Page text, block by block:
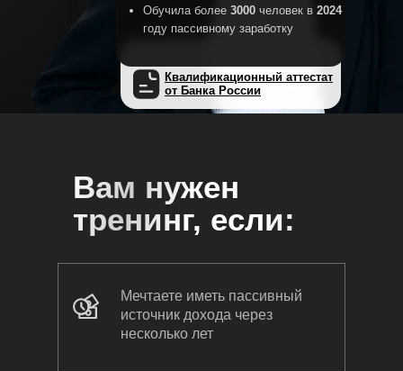
Квалификационный аттестат
от Банка России
Обучила более 3000 человек в 2024
году пассивному заработку
Мечтаете иметь пассивный
источник дохода через
несколько лет
Вам нужен
тренинг, если: